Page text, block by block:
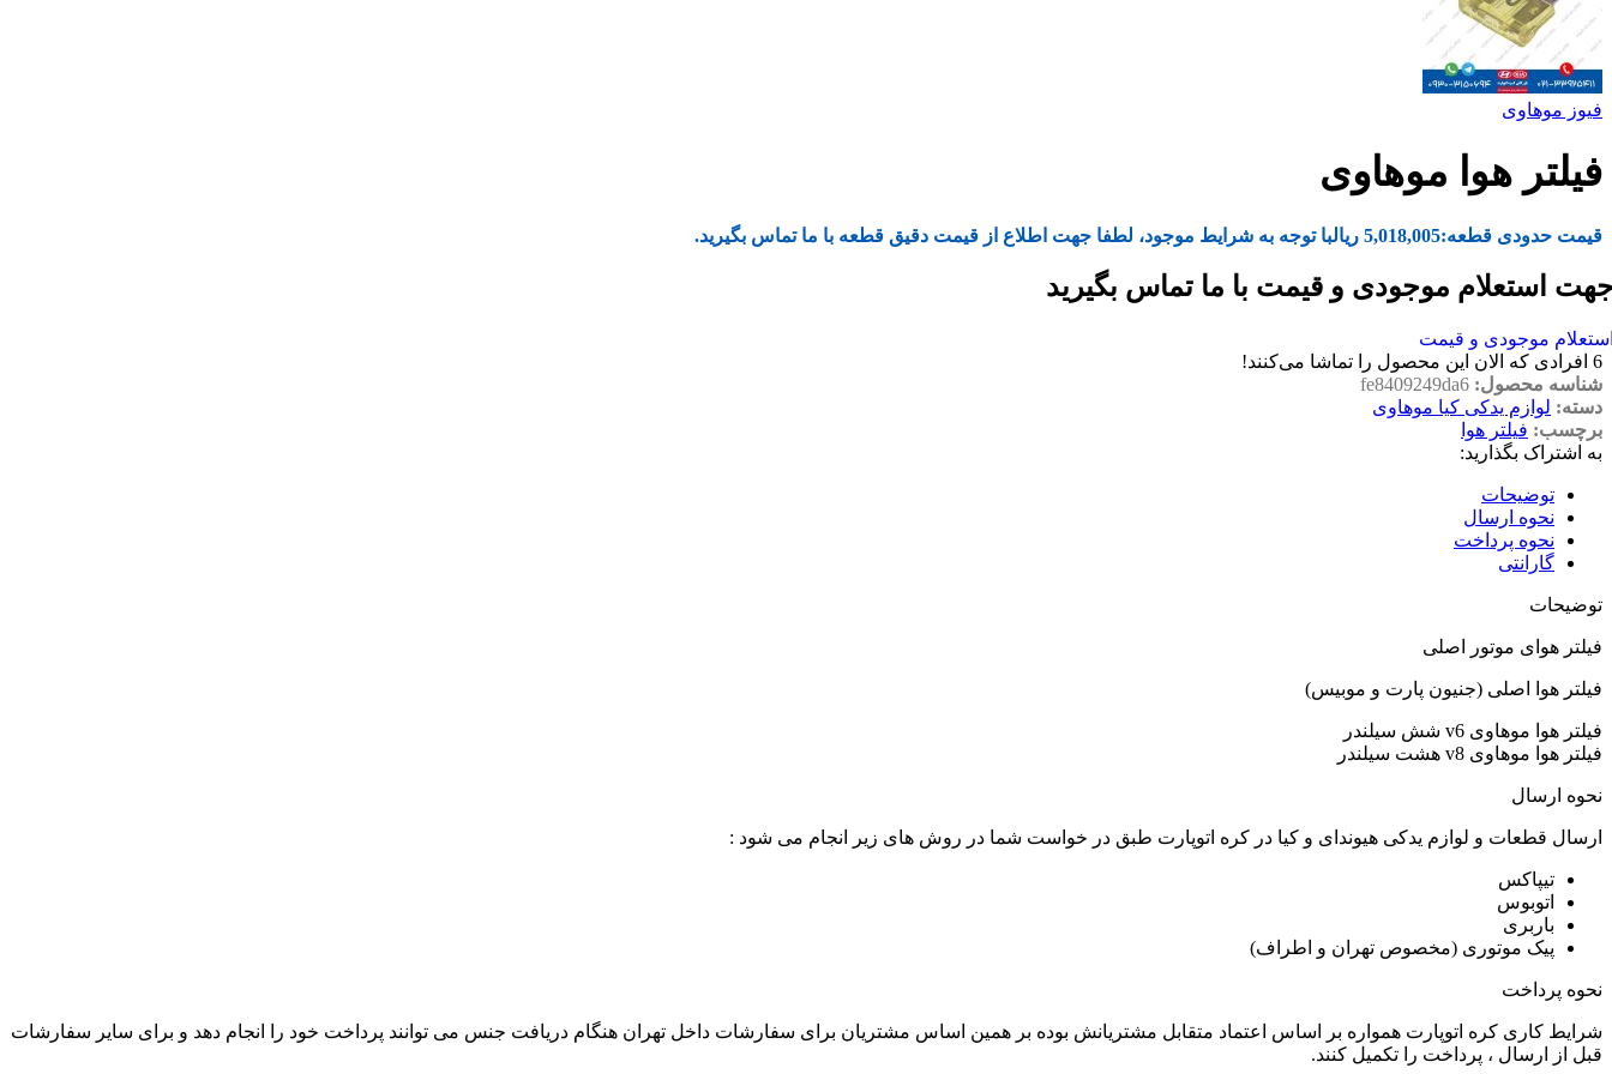
فیوز موهاوی
فیلتر هوا موهاوی
قیمت حدودی قطعه:5,018,005 ریالبا توجه به شرایط موجود، لطفا جهت اطلاع از قیمت دقیق قطعه با ما تماس بگیرید.
استعلام موجودی و قیمت با ما تماس بگیرید
موجودی و قیمت
6 افرادی که الان این محصول را تماشا می‌کنند!
شناسه محصول: fe8409249da6
دسته: لوازم یدکی کیا موهاوی
برچسب: فیلتر هوا
به اشتراک بگذارید:
توضیحات
نحوه ارسال
نحوه پرداخت
گارانتی
توضیحات
فیلتر هوای موتور اصلی
فیلتر هوا اصلی (جنیون پارت و موبیس)
فیلتر هوا موهاوی v6 شش سیلندر
فیلتر هوا موهاوی v8 هشت سیلندر
نحوه ارسال
ارسال قطعات و لوازم یدکی هیوندای و کیا در کره اتوپارت طبق در خواست شما در روش های زیر انجام می شود :
تیپاکس
اتوبوس
باربری
پیک موتوری (مخصوص تهران و اطراف)
نحوه پرداخت
شرایط کاری کره اتوپارت همواره بر اساس اعتماد متقابل مشتریانش بوده بر همین اساس مشتریان برای سفارشات داخل تهران هنگام دریافت جنس می توانند پرداخت خود را انجام دهد و برای سایر سفارشات
قبل از ارسال ، پرداخت را تکمیل کنند.